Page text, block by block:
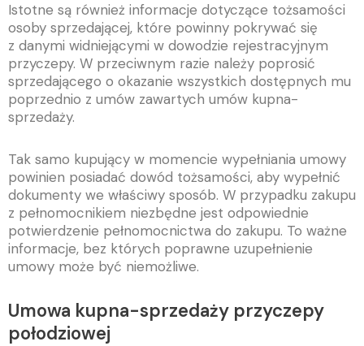
Istotne są również informacje dotyczące tożsamości
osoby sprzedającej, które powinny pokrywać się
z danymi widniejącymi w dowodzie rejestracyjnym
przyczepy. W przeciwnym razie należy poprosić
sprzedającego o okazanie wszystkich dostępnych mu
poprzednio z umów zawartych umów kupna-
sprzedaży.
Tak samo kupujący w momencie wypełniania umowy
powinien posiadać dowód tożsamości, aby wypełnić
dokumenty we właściwy sposób. W przypadku zakupu
z pełnomocnikiem niezbędne jest odpowiednie
potwierdzenie pełnomocnictwa do zakupu. To ważne
informacje, bez których poprawne uzupełnienie
umowy może być niemożliwe.
Umowa kupna-sprzedaży przyczepy
połodziowej